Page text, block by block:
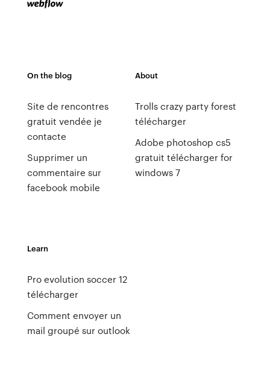
On the blog
Site de rencontres
gratuit vendée je
contacte
Supprimer un
commentaire sur
facebook mobile
About
Trolls crazy party forest
télécharger
Adobe photoshop cs5
gratuit télécharger for
windows 7
Learn
Pro evolution soccer 12
télécharger
Comment envoyer un
mail groupé sur outlook